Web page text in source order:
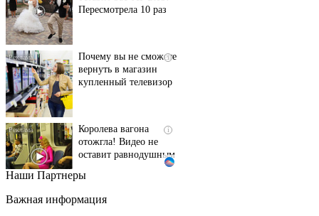
купленный телевизор
оставит равнодушным
Ржу не переставая, это
не раз
Наши Партнеры
Важная информация